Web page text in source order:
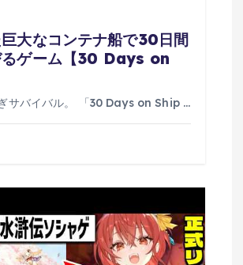
大なコンテナ船で30日間
るゲーム【30 Days on
サバイバル。 「30 Days on Ship …